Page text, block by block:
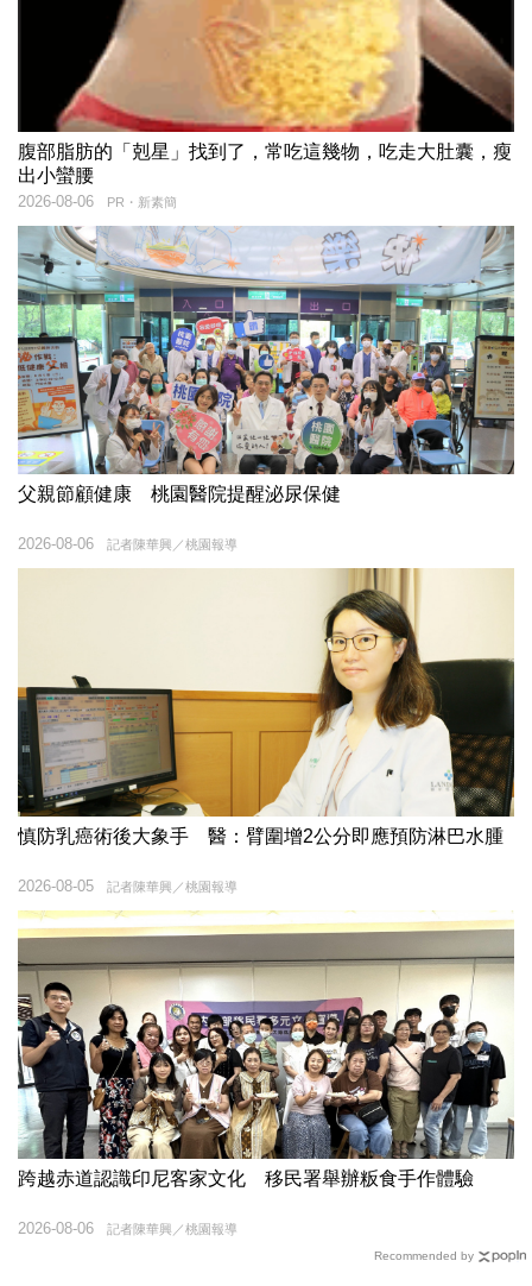
腹部脂肪的「剋星」找到了，常吃這幾物，吃走大肚囊，瘦
出小蠻腰
PR・新素簡
2026-08-06
父親節顧健康 桃園醫院提醒泌尿保健
記者陳華興／桃園報導
2026-08-06
慎防乳癌術後大象手 醫：臂圍增2公分即應預防淋巴水腫
記者陳華興／桃園報導
2026-08-05
跨越赤道認識印尼客家文化 移民署舉辦粄食手作體驗
記者陳華興／桃園報導
2026-08-06
Recommended by